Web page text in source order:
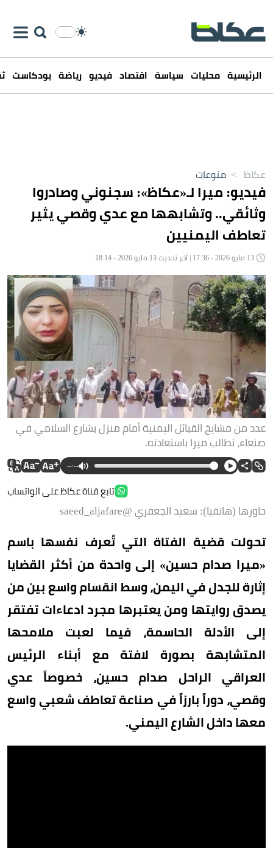
الرئيسية محليات سياسة اقتصاد فيديو رياضة بودكاست
عكاظ > منوعات
فيديو: ميرا لـ«عكاظ»: سجنوني وصادروا
وثائقي.. وتشابهها مع عدي وقصي يثير
تعاطف اليمنيين
عدد من مشايخ القبائل اليمنية أمام منزل بشارع السلامي في
صنعاء، تطالب ميرا باستعادته.
--:--
تابع قناة عكاظ على الواتساب
حاورها (هاتفيا): سعيد الجعفري @saeed_aljafare
تحولت قضية الفتاة التي تُعرف نفسها باسم
«ميرا صدام حسين» إلى واحدة من أكثر القضايا
إثارة للجدل في اليمن، وسط انقسام واسع بين من
يصدق روايتها ومن يعتبرها مجرد ادعاءات تفتقر
إلى الأدلة الحاسمة، فيما لعبت ملامحها
المتشابهة بصورة لافتة مع أبناء الرئيس
العراقي الراحل صدام حسين، خصوصاً عدي
وقصي، دوراً بارزاً في صناعة تعاطف شعبي واسع
معها داخل الشارع اليمني.